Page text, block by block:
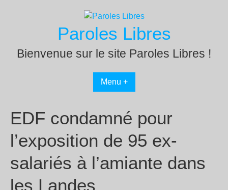
Paroles Libres
Bienvenue sur le site Paroles Libres !
Menu +
EDF condamné pour
l’exposition de 95 ex-
salariés à l’amiante dans
les Landes